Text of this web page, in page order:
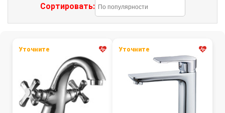
Сортировать:
Уточните Уточните